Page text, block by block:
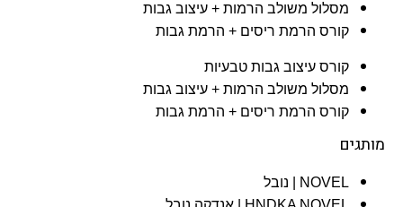
מסלול משולב הרמות + עיצוב גבות​
קורס הרמת ריסים + הרמת גבות
קורס עיצוב גבות טבעיות
מסלול משולב הרמות + עיצוב גבות​
קורס הרמת ריסים + הרמת גבות
מותגים
NOVEL | נובל